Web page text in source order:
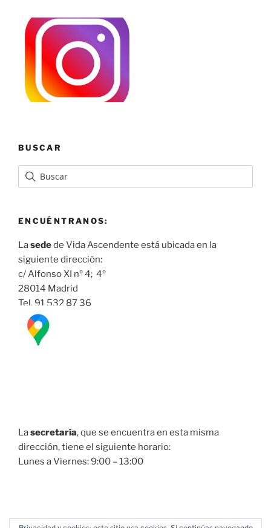
BUSCAR
ENCUÉNTRANOS:
Lasedede Vida Ascendente está ubicada en la
siguiente dirección:
c/ Alfonso XI nº 4; 4º
28014 Madrid
Tel. 91 532 87 36
Lasecretaría, que se encuentra en esta misma
dirección, tiene el siguiente horario:
Lunes a Viernes: 9:00 – 13:00